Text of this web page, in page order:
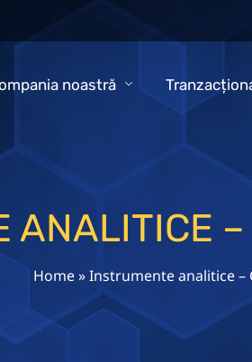
noastră
ANALITICE
Home»Instrumente analitice –